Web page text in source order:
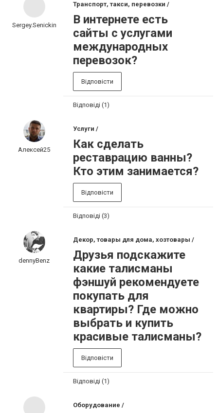
Sergey.Senickin
Транспорт, такси, перевозки /
В интернете есть
сайты с услугами
международных
перевозок?
Відповісти
Відповіді (1)
Алексей25
Услуги /
Как сделать
реставрацию ванны?
Кто этим занимается?
Відповісти
Відповіді (3)
dennyBenz
Декор, товары для дома, хозтовары /
Друзья подскажите
какие талисманы
фэншуй рекомендуете
покупать для
квартиры? Где можно
выбрать и купить
красивые талисманы?
Відповісти
Відповіді (1)
Оборудование /